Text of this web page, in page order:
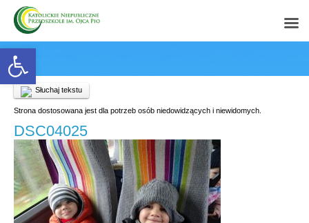
Open toolbar
Słuchaj tekstu
Strona dostosowana jest dla potrzeb osób niedowidzących i niewidomych.
DSC04025